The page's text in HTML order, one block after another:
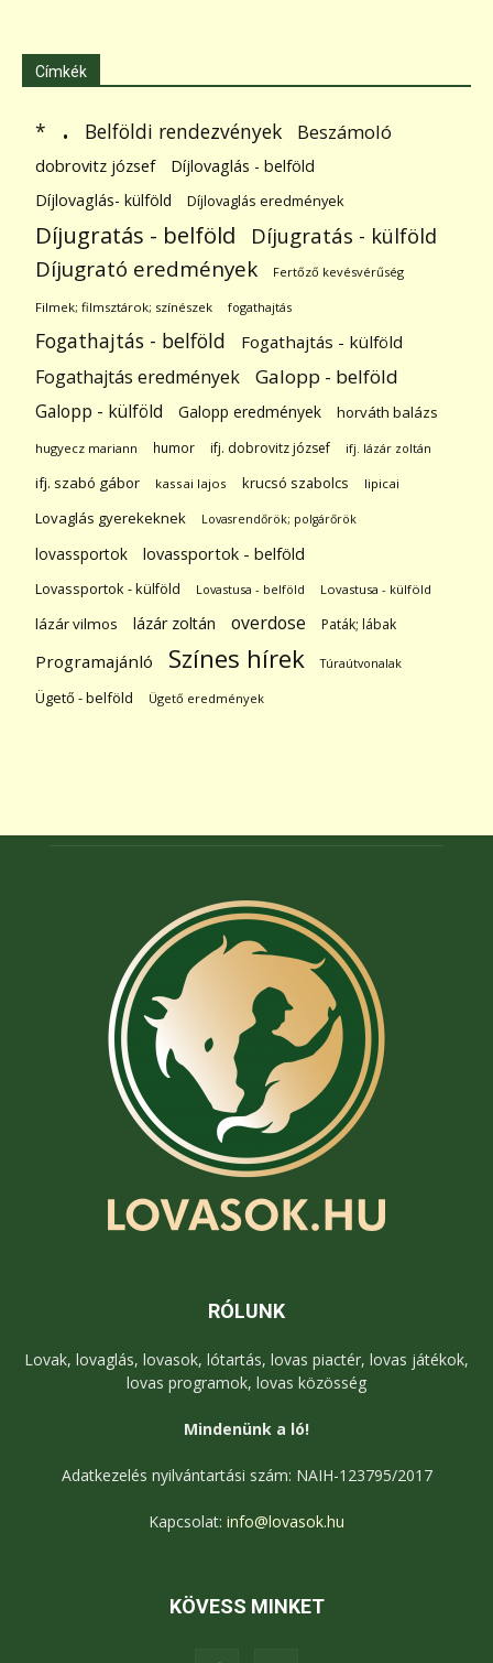
Címkék
* . Belföldi rendezvények Beszámoló
dobrovitz józsef
Díjlovaglás - belföld
Díjlovaglás- külföld
Díjlovaglás eredmények
Díjugratás - belföld Díjugratás - külföld
Díjugrató eredmények Fertőző kevésvérűség
Filmek; filmsztárok; színészek fogathajtás
Fogathajtás - belföld Fogathajtás - külföld
Fogathajtás eredmények Galopp - belföld
Galopp - külföld Galopp eredmények horváth balázs
hugyecz mariann humor ifj. dobrovitz józsef ifj. lázár zoltán
ifj. szabó gábor kassai lajos krucsó szabolcs lipicai
Lovaglás gyerekeknek Lovasrendőrök; polgárőrök
lovassportok lovassportok - belföld
Lovassportok - külföld Lovastusa - belföld Lovastusa - külföld
lázár vilmos lázár zoltán overdose Paták; lábak
Programajánló Színes hírek Túraútvonalak
Ügető - belföld Ügető eredmények
RÓLUNK
Lovak, lovaglás, lovasok, lótartás, lovas piactér, lovas játékok,
lovas programok, lovas közösség
Mindenünk a ló!
Adatkezelés nyilvántartási szám: NAIH-123795/2017
Kapcsolat: info@lovasok.hu
KÖVESS MINKET